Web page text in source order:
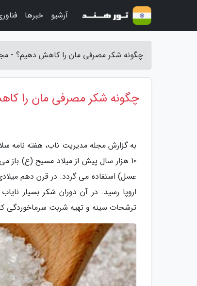
چگونه شکر مصرفی مان را کاهش دهیم؟ -
چگونه شکر مصرفی مان را
به گزارش مجله مدیریت ناب، هفته
10 هزار سال پیش از میلاد مسیح (ع) باز
عسل) استفاده می گردد. در قرن دهم
اروپا رسید. در آن دوران شکر بسیار
ترشحات سینه و تهیه شربت سرماخوردگی
آرشیو خبرها